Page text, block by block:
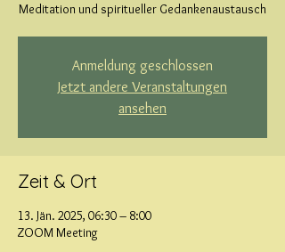
Meditation und spiritueller Gedankenaustausch
Anmeldung geschlossen
Jetzt andere Veranstaltungen
ansehen
Zeit & Ort
13. Jän. 2025, 06:30 – 8:00
ZOOM Meeting